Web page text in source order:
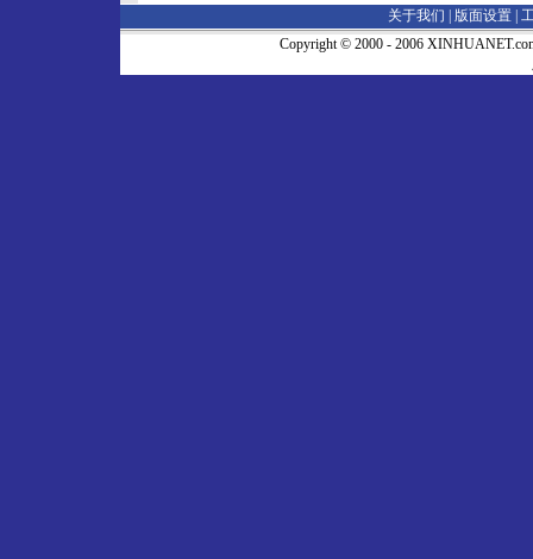
关于我们 | 版面设置
Copyright © 2000 - 2006